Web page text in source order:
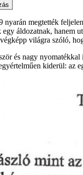
megtették
áldozatnak, hanem
világra szóló,
és nagy
kiderül: az